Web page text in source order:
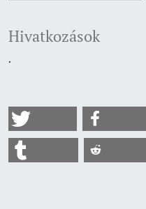
Hivatkozások
.